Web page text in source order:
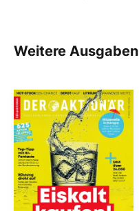
Weitere Ausgaben